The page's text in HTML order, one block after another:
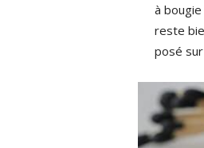
à
reste
posé